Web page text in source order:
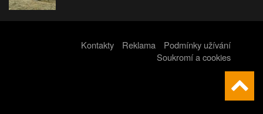
Kontakty Reklama
Podmínky užívání
Soukromí a cookies